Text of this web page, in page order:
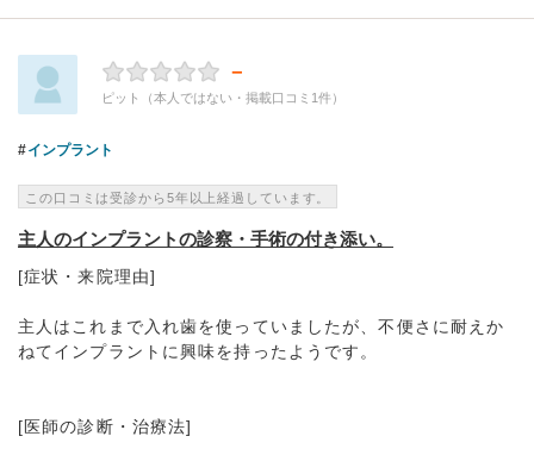
－
ピット（本人ではない・掲載口コミ1件）
インプラント
この口コミは受診から5年以上経過しています。
主人のインプラントの診察・手術の付き添い。
[症状・来院理由]
主人はこれまで入れ歯を使っていましたが、不便さに耐えか
ねてインプラントに興味を持ったようです。
[医師の診断・治療法]